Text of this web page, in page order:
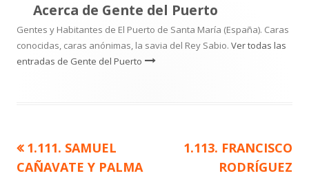
Acerca de Gente del Puerto
Gentes y Habitantes de El Puerto de Santa María (España). Caras
conocidas, caras anónimas, la savia del Rey Sabio. Ver todas las
entradas de Gente del Puerto
Navegación
Artículo
anterior
1.111. SAMUEL
CAÑAVATE Y PALMA
Artículo
siguiente
1.113. FRANCISCO
RODRÍGUEZ